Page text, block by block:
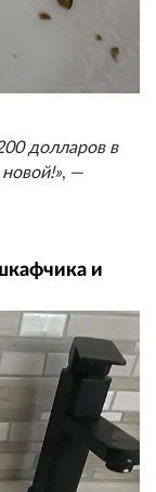
долларов в
, —
и